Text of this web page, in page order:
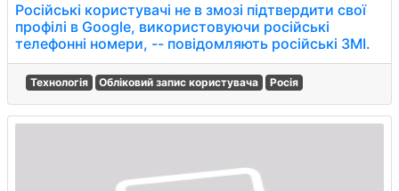
Російські користувачі не в змозі підтвердити свої
профілі в Google, використовуючи російські
телефонні номери, -- повідомляють російські ЗМІ.
Технологія Обліковий запис користувача Росія